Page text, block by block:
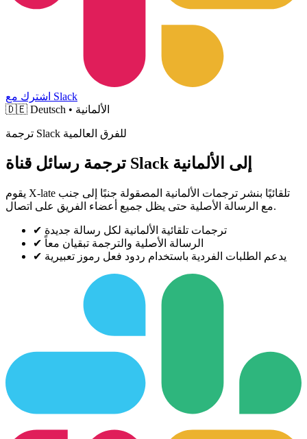
اشترك مع Slack
🇩🇪
Deutsch • الألمانية
ترجمة Slack للفرق العالمية
ترجمة رسائل قناة Slack إلى الألمانية
يقوم X-late تلقائيًا بنشر ترجمات الألمانية المصقولة جنبًا إلى جنب
مع الرسالة الأصلية حتى يظل جميع أعضاء الفريق على اتصال.
✔ ترجمات تلقائية الألمانية لكل رسالة جديدة
✔ الرسالة الأصلية والترجمة تبقيان معاً
✔ يدعم الطلبات الفردية باستخدام ردود فعل رموز تعبيرية